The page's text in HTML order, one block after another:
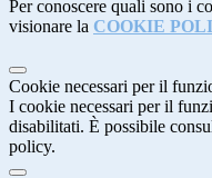
Per conoscere quali sono i
visionare la COOKIE
Cookie necessari per il
I cookie necessari per il
disabilitati. È possibile
policy.